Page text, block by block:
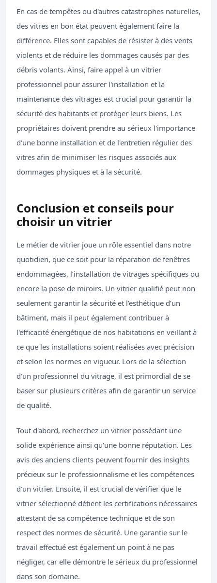
En cas de tempêtes ou d'autres catastrophes naturelles,
des vitres en bon état peuvent également faire la
différence. Elles sont capables de résister à des vents
violents et de réduire les dommages causés par des
débris volants. Ainsi, faire appel à un vitrier
professionnel pour assurer l'installation et la
maintenance des vitrages est crucial pour garantir la
sécurité des habitants et protéger leurs biens. Les
propriétaires doivent prendre au sérieux l'importance
d'une bonne installation et de l'entretien régulier des
vitres afin de minimiser les risques associés aux
dommages physiques et à la sécurité.
Conclusion et conseils pour
choisir un vitrier
Le métier de vitrier joue un rôle essentiel dans notre
quotidien, que ce soit pour la réparation de fenêtres
endommagées, l’installation de vitrages spécifiques ou
encore la pose de miroirs. Un vitrier qualifié peut non
seulement garantir la sécurité et l’esthétique d’un
bâtiment, mais il peut également contribuer à
l'efficacité énergétique de nos habitations en veillant à
ce que les installations soient réalisées avec précision
et selon les normes en vigueur. Lors de la sélection
d'un professionnel du vitrage, il est primordial de se
baser sur plusieurs critères afin de garantir un service
de qualité.
Tout d'abord, recherchez un vitrier possédant une
solide expérience ainsi qu'une bonne réputation. Les
avis des anciens clients peuvent fournir des insights
précieux sur le professionnalisme et les compétences
d'un vitrier. Ensuite, il est crucial de vérifier que le
vitrier sélectionné détient les certifications nécessaires
attestant de sa compétence technique et de son
respect des normes de sécurité. Une garantie sur le
travail effectué est également un point à ne pas
négliger, car elle démontre le sérieux du professionnel
dans son domaine.